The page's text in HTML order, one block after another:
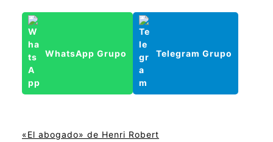
WhatsApp Grupo Telegram Grupo
«El abogado» de Henri Robert